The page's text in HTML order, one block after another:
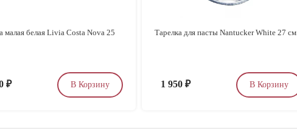
малая белая Livia Costa Nova 25
₽ В Корзину
Тарелка для пасты Nantucker White 27 см
1 950 ₽ В Корзину